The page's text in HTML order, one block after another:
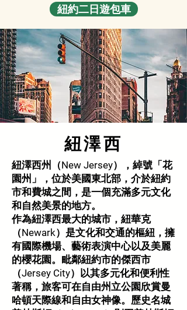
紐約二日遊包車
紐澤西
紐澤西州（New Jersey），綽號「花
園州」，位於美國東北部，介於紐約
市和費城之間，是一個充滿多元文化
和自然美景的地方。
作為紐澤西最大的城市，紐華克
（Newark）是文化和交通的樞紐，擁
有國際機場、藝術表演中心以及美麗
的櫻花園。毗鄰紐約市的傑西市
（Jersey City）以其多元化和便利性
著稱，旅客可在自由州立公園欣賞曼
哈頓天際線和自由女神像。歷史名城